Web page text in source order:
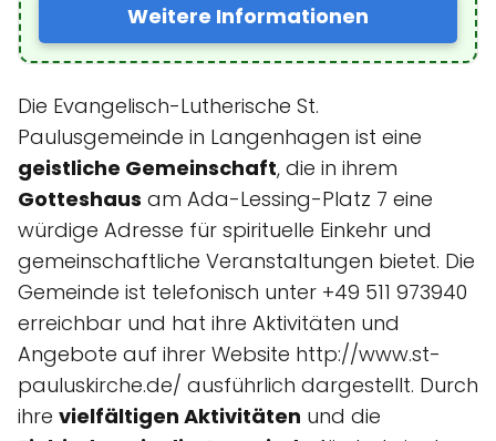
Weitere Informationen
Die Evangelisch-Lutherische St.
Paulusgemeinde in Langenhagen ist eine
geistliche Gemeinschaft, die in ihrem
Gotteshaus am Ada-Lessing-Platz 7 eine
würdige Adresse für spirituelle Einkehr und
gemeinschaftliche Veranstaltungen bietet. Die
Gemeinde ist telefonisch unter +49 511 973940
erreichbar und hat ihre Aktivitäten und
Angebote auf ihrer Website http://www.st-
pauluskirche.de/ ausführlich dargestellt. Durch
ihre vielfältigen Aktivitäten und die